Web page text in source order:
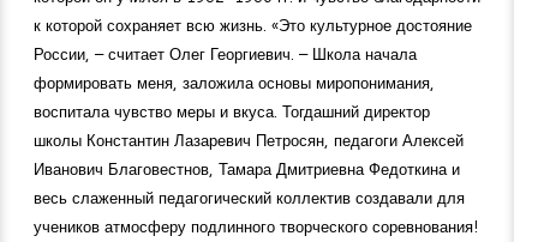
к которой сохраняет всю жизнь. «Это культурное достояние
России, – считает Олег Георгиевич. – Школа начала
формировать меня, заложила основы миропонимания,
воспитала чувство меры и вкуса. Тогдашний директор
школы Константин Лазаревич Петросян, педагоги Алексей
Иванович Благовестнов, Тамара Дмитриевна Федоткина и
весь слаженный педагогический коллектив создавали для
учеников атмосферу подлинного творческого соревнования!